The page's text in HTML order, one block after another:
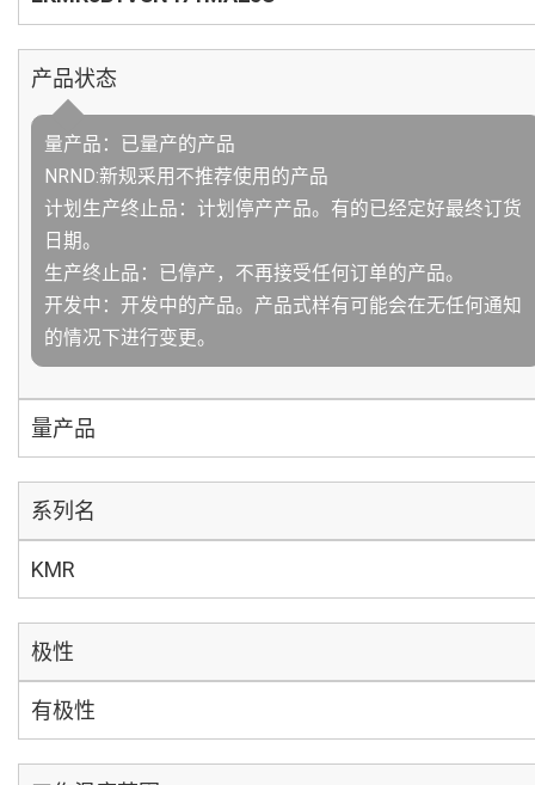
产品状态
量产品：已量产的产品
NRND:新规采用不推荐使用的产品
计划生产终止品：计划停产产品。有的已经定好最终订货
日期。
生产终止品：已停产，不再接受任何订单的产品。
开发中：开发中的产品。产品式样有可能会在无任何通知
的情况下进行变更。
量产品
系列名
KMR
极性
有极性